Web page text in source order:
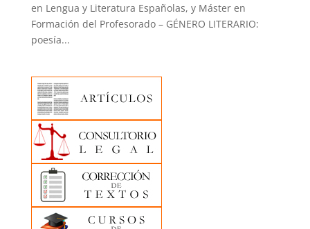
en Lengua y Literatura Españolas, y Máster en
Formación del Profesorado – GÉNERO LITERARIO:
poesía...